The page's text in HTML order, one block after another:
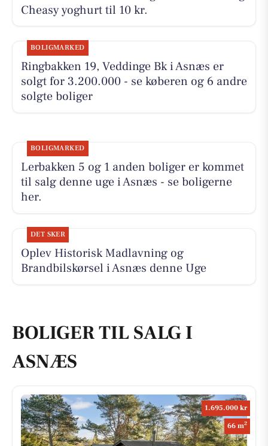
Cheasy yoghurt til 10 kr.
BOLIGMARKED
Ringbakken 19, Veddinge Bk i Asnæs er
solgt for 3.200.000 - se køberen og 6 andre
solgte boliger
BOLIGMARKED
Lerbakken 5 og 1 anden boliger er kommet
til salg denne uge i Asnæs - se boligerne
her.
DET SKER
Oplev Historisk Madlavning og
Brandbilskørsel i Asnæs denne Uge
BOLIGER TIL SALG I
ASNÆS
1.695.000 kr
66 m2